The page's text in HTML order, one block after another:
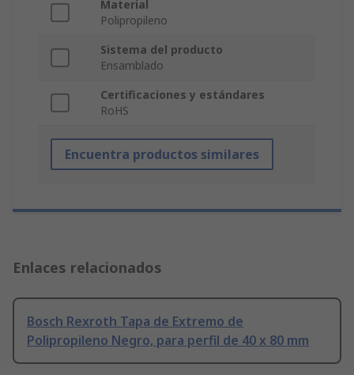
Material
Polipropileno
Sistema del producto
Ensamblado
Certificaciones y estándares
RoHS
Encuentra productos similares
Enlaces relacionados
Bosch Rexroth Tapa de Extremo de
Polipropileno Negro, para perfil de 40 x 80 mm